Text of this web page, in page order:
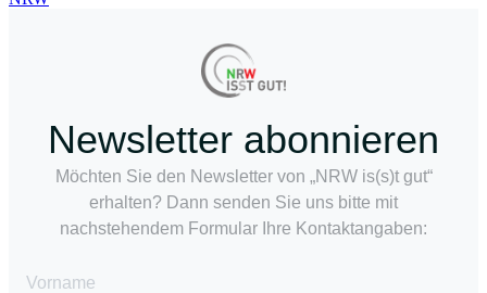
Newsletter abonnieren
Möchten Sie den Newsletter von „NRW is(s)t gut“
erhalten? Dann senden Sie uns bitte mit
nachstehendem Formular Ihre Kontaktangaben:
Vorname